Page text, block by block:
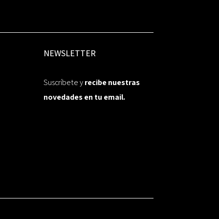
NEWSLETTER
Suscríbete yrecibe nuestras
novedades en tu email.